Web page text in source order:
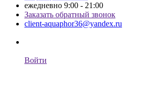
ежедневно 9:00 - 21:00
Заказать обратный звонок
client-aquaphor36@yandex.ru
Войти